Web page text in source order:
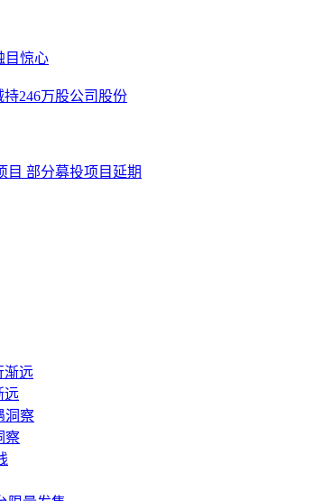
目惊心
246万股公司股份
目 部分募投项目延期
远
察